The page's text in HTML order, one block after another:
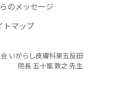
のメッセージ
トマップ
いがらし皮膚科東五反田
院長 五十嵐 敦之 先生